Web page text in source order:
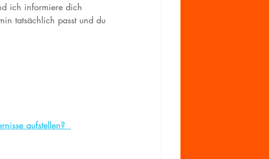
ich informiere dich
tatsächlich passt und du
aufstellen?